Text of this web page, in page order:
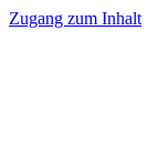
Zugang zum Inhalt